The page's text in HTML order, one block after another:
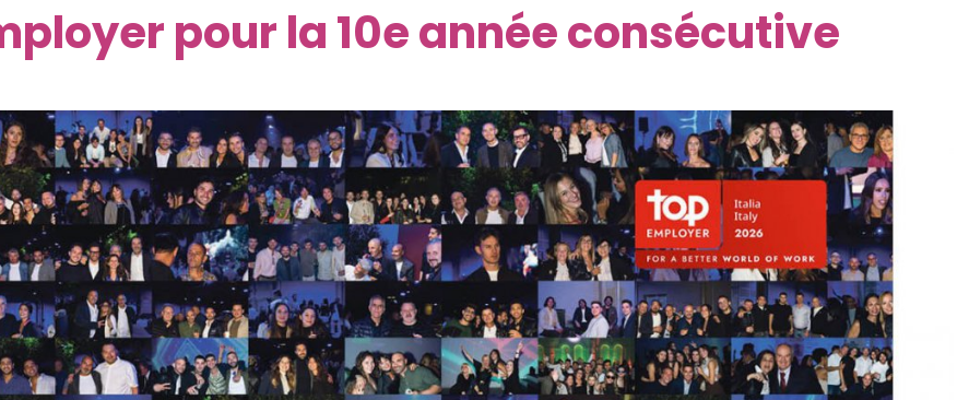
pour la 10e année consécutive